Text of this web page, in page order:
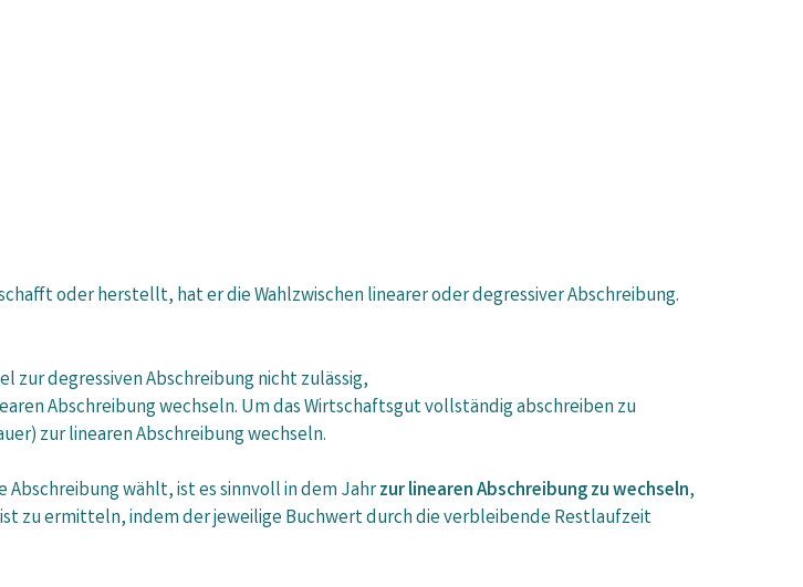
oder herstellt, hat er die Wahlzwischen linearer oder degressiver Abschreibung.
zur degressiven Abschreibung nicht zulässig,
Abschreibung wechseln. Um das Wirtschaftsgut vollständig abschreiben zu
zur linearen Abschreibung wechseln.
wählt, ist es sinnvoll in dem Jahrzur linearen Abschreibung zu wechseln,
zu ermitteln, indem der jeweilige Buchwert durch die verbleibende Restlaufzeit